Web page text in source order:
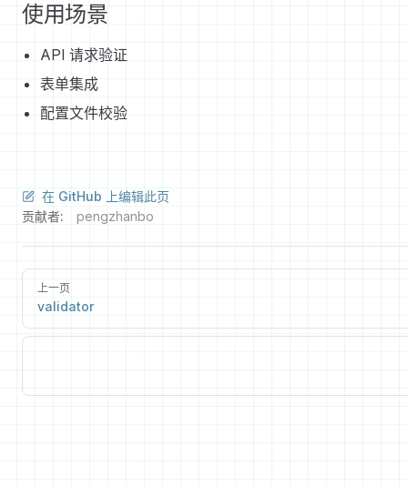
使用场景
API 请求验证
表单集成
配置文件校验
在 GitHub 上编辑此页
贡献者:
pengzhanbo
上一页
validator